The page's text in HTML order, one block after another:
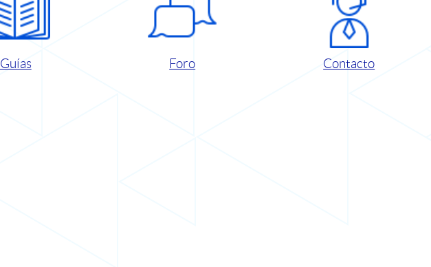
Guías Foro Contacto